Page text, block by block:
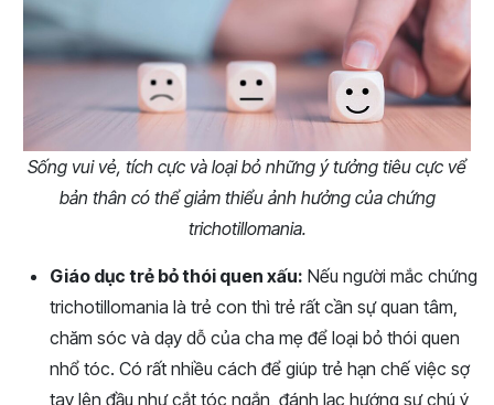
Sống vui vẻ, tích cực và loại bỏ những ý tưởng tiêu cực vể
bản thân có thể giảm thiểu ảnh hưởng của chứng
trichotillomania.
Giáo dục trẻ bỏ thói quen xấu: Nếu người mắc chứng
trichotillomania là trẻ con thì trẻ rất cần sự quan tâm,
chăm sóc và dạy dỗ của cha mẹ để loại bỏ thói quen
nhổ tóc. Có rất nhiều cách để giúp trẻ hạn chế việc sợ
tay lên đầu như cắt tóc ngắn, đánh lạc hướng sự chú ý